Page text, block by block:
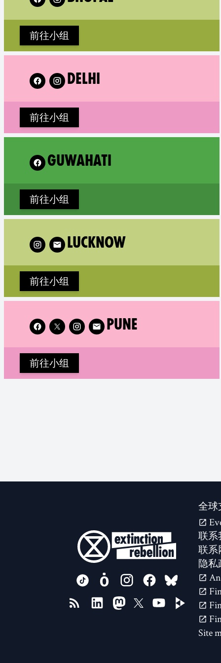
前往小组
DELHI
XR Delhi on
前往小组
GUWAHATI
on
前往小组
Follow
LUCKNOW
XR Lucknow on
前往小组
PUNE
Follow XR Pune on
前往小组
全球
联系
联系
隐私
Site
FOLLOW US ON